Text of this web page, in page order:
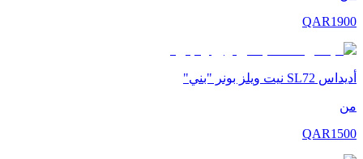
QAR1900
أديداس SL72 نيت ويلز بونر "بني"
من
QAR1500